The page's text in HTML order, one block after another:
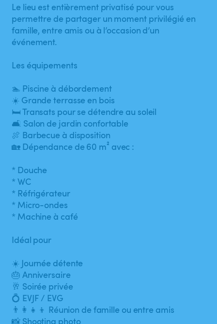
Le lieu est entièrement privatisé pour vous
permettre de partager un moment privilégié en
famille, entre amis ou à l’occasion d’un
événement.
Les équipements
🏊 Piscine à débordement
☀️ Grande terrasse en bois
🛏️ Transats pour se détendre au soleil
🛋️ Salon de jardin confortable
🍖 Barbecue à disposition
🏡 Dépendance de 60 m² avec :
* Douche
* WC
* Réfrigérateur
* Micro-ondes
* Machine à café
Idéal pour
☀️ Journée détente
🎂 Anniversaire
🥂 Soirée privée
💍 EVJF / EVG
👨‍👩‍👧‍👦 Réunion de famille ou entre amis
📸 Shooting photo